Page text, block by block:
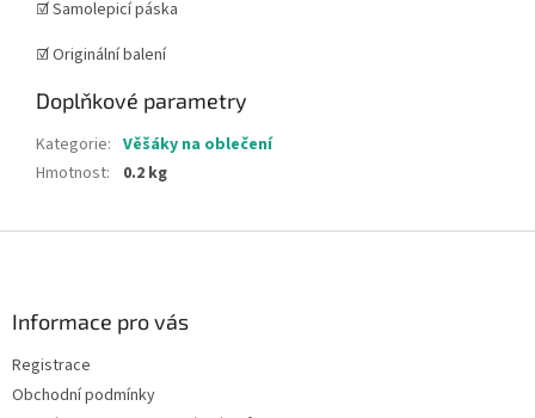
☑️ Samolepicí páska
☑️ Originální balení
Doplňkové parametry
Kategorie: Věšáky na oblečení
Hmotnost: 0.2 kg
Informace pro vás
Registrace
Obchodní podmínky